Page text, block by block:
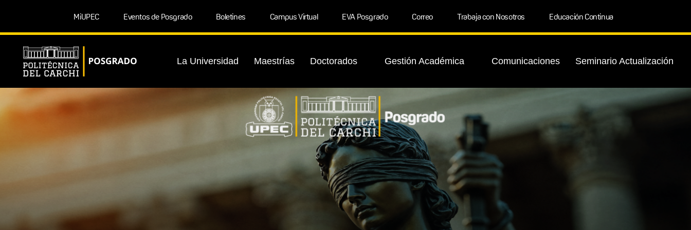
MiUPEC Eventos de Posgrado Boletines Campus Virtual EVA Posgrado Correo Trabaja con Nosotros Educación Continua
La Universidad Maestrías Doctorados Gestión Académica Comunicaciones Seminario Actualización